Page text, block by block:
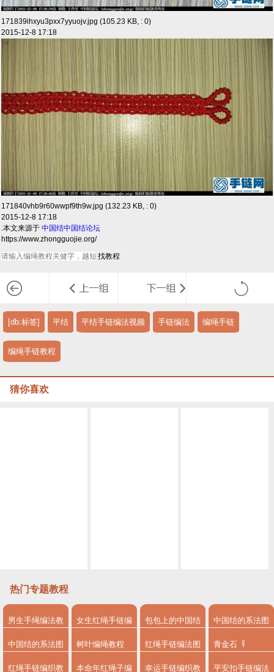
171839ihxyu3pxx7yyuojv.jpg (105.23 KB, : 0)
2015-12-8 17:18
171840vhb9r60wwpf9th9w.jpg (132.23 KB, : 0)
2015-12-8 17:18
.本文来源于中国结中国结论坛
https://www.zhongguojie.org/
[db:标签] 平结 平结手链编法视频 手链编法 编绳手链
编绳手链教程
猜你喜欢
热门专题教程
男生手绳编法教
程
女生红绳手链编
法
包包上的中国结
系法图解
中国结的系法图
解
中国结的系法图
解，分享简单易
树叶编绳教程 红绳手链编法图
解
青金石
红绳手链编织教 本命年红绳子编 幸运手链编织教 平安扣手链编法